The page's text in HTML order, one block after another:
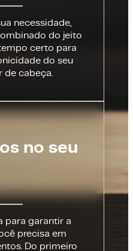
necessidade,
do jeito
certo para
do seu
de cabeça.
no seu
para garantir a
precisa em
Do primeiro